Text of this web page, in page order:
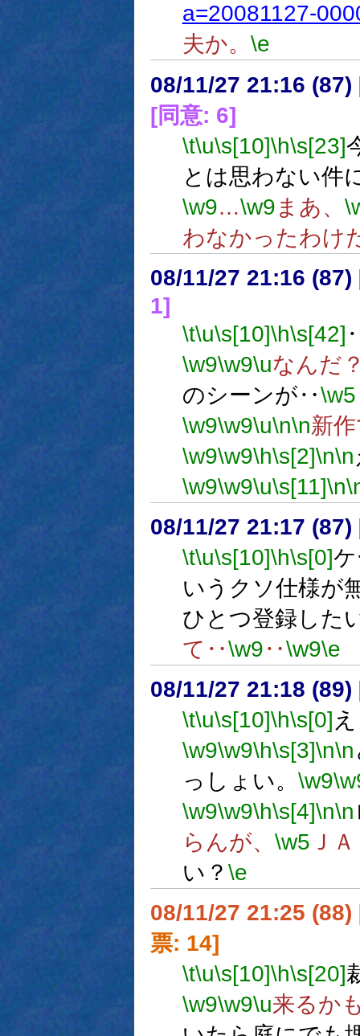
a=20081127-
夫か。 \e
08/11/27 21:16 (87)
[同意: 6]
\t\u\s[10]\h\s[23]
とは思わない件
\w9…\w9まあ、
わなかったわけ
08/11/27 21:16 (87)
1]
\t\u\s[10]\h\s[42]
\w9\w9\uなんだ
のシーンが‥\w5
\w9\w9\u\n\n新
\w9\w9\h\s[2]\n\n
\w9\w9\u\s[11]\n
08/11/27 21:17 (87)
\t\u\s[10]\h\s[0]
いうクソ仕様が
ひとつ登録した
て‥\w9‥\w9\e
08/11/27 21:18 (89)
\t\u\s[10]\h\s[0]
\w9\w9\h\s[3]\n\n
っしょい。 \w9
\w9\w9\h\s[4]\n\n
らんが、 \w5 Ｊ
い？ \e
08/11/27 21:25 (88)
票: 14]
\t\u\s[10]\h\s[20]
\w9\w9\u来るか